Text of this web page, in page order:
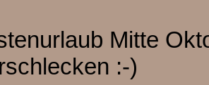
Mitte
:-)